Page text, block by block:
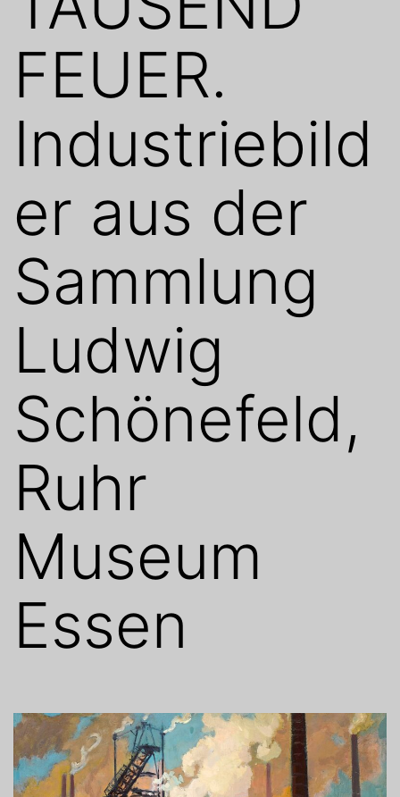
FEUER.
Industriebild
er aus der
Sammlung
Ludwig
Schönefeld,
Ruhr
Museum
Essen